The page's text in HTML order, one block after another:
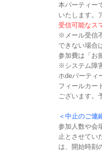
本パーティー
いたします。
受信可能なス
※メール受信
できない場合
参加費は「お
※システム障
ホdeパーティ
フィールカー
ございます。
＜中止のご連
参加人数や会
止とさせてい
は、開始時刻